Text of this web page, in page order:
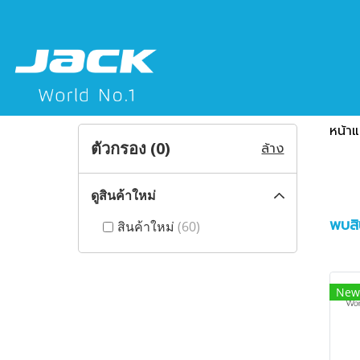
หน้า
พบ
New
ตัวกรอง (0) ล้าง
ดูสินค้าใหม่
สินค้าใหม่ (60)